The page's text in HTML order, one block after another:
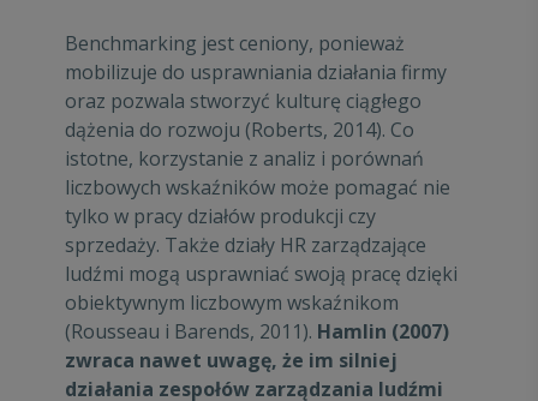
Benchmarking jest ceniony, ponieważ
mobilizuje do usprawniania działania firmy
oraz pozwala stworzyć kulturę ciągłego
dążenia do rozwoju (Roberts, 2014). Co
istotne, korzystanie z analiz i porównań
liczbowych wskaźników może pomagać nie
tylko w pracy działów produkcji czy
sprzedaży. Także działy HR zarządzające
ludźmi mogą usprawniać swoją pracę dzięki
obiektywnym liczbowym wskaźnikom
(Rousseau i Barends, 2011). Hamlin (2007)
zwraca nawet uwagę, że im silniej
działania zespołów zarządzania ludźmi